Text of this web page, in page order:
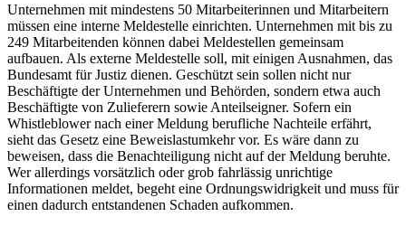
Unternehmen mit mindestens 50 Mitarbeiterinnen und Mitarbeitern
müssen eine interne Meldestelle einrichten. Unternehmen mit bis zu
249 Mitarbeitenden können dabei Meldestellen gemeinsam
aufbauen. Als externe Meldestelle soll, mit einigen Ausnahmen, das
Bundesamt für Justiz dienen. Geschützt sein sollen nicht nur
Beschäftigte der Unternehmen und Behörden, sondern etwa auch
Beschäftigte von Zulieferern sowie Anteilseigner. Sofern ein
Whistleblower nach einer Meldung berufliche Nachteile erfährt,
sieht das Gesetz eine Beweislastumkehr vor. Es wäre dann zu
beweisen, dass die Benachteiligung nicht auf der Meldung beruhte.
Wer allerdings vorsätzlich oder grob fahrlässig unrichtige
Informationen meldet, begeht eine Ordnungswidrigkeit und muss für
einen dadurch entstandenen Schaden aufkommen.